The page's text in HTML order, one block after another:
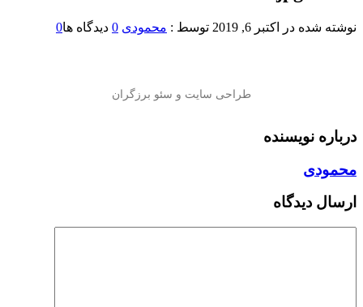
نوشته شده در اکتبر 6, 2019 توسط : محمودی 0 دیدگاه ها0
درباره نویسنده
محمودی
ارسال دیدگاه